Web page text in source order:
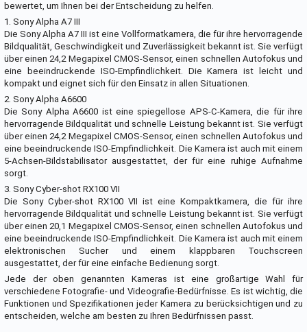
bewertet, um Ihnen bei der Entscheidung zu helfen.
1. Sony Alpha A7 III
Die Sony Alpha A7 III ist eine Vollformatkamera, die für ihre hervorragende
Bildqualität, Geschwindigkeit und Zuverlässigkeit bekannt ist. Sie verfügt
über einen 24,2 Megapixel CMOS-Sensor, einen schnellen Autofokus und
eine beeindruckende ISO-Empfindlichkeit. Die Kamera ist leicht und
kompakt und eignet sich für den Einsatz in allen Situationen.
2. Sony Alpha A6600
Die Sony Alpha A6600 ist eine spiegellose APS-C-Kamera, die für ihre
hervorragende Bildqualität und schnelle Leistung bekannt ist. Sie verfügt
über einen 24,2 Megapixel CMOS-Sensor, einen schnellen Autofokus und
eine beeindruckende ISO-Empfindlichkeit. Die Kamera ist auch mit einem
5-Achsen-Bildstabilisator ausgestattet, der für eine ruhige Aufnahme
sorgt.
3. Sony Cyber-shot RX100 VII
Die Sony Cyber-shot RX100 VII ist eine Kompaktkamera, die für ihre
hervorragende Bildqualität und schnelle Leistung bekannt ist. Sie verfügt
über einen 20,1 Megapixel CMOS-Sensor, einen schnellen Autofokus und
eine beeindruckende ISO-Empfindlichkeit. Die Kamera ist auch mit einem
elektronischen Sucher und einem klappbaren Touchscreen
ausgestattet, der für eine einfache Bedienung sorgt.
Jede der oben genannten Kameras ist eine großartige Wahl für
verschiedene Fotografie- und Videografie-Bedürfnisse. Es ist wichtig, die
Funktionen und Spezifikationen jeder Kamera zu berücksichtigen und zu
entscheiden, welche am besten zu Ihren Bedürfnissen passt.